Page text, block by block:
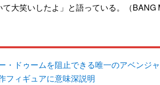
て大笑いしたよ」と語っている。（BANG
・ドゥームを阻止できる唯一のアベン
フィギュアに意味深説明